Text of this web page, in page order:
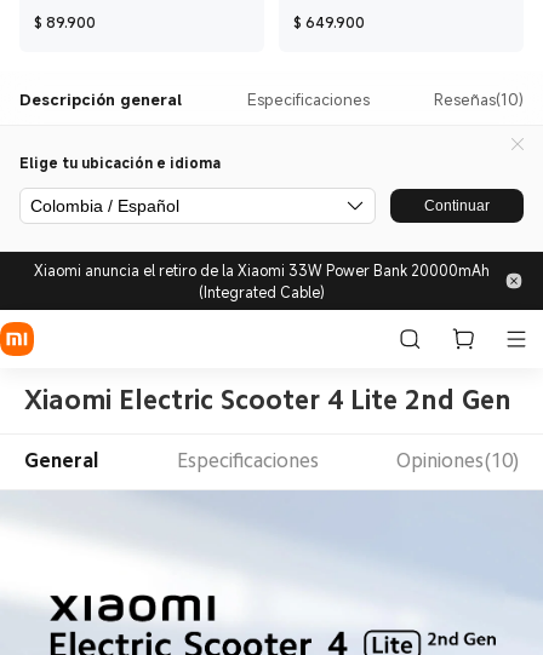
$ 89.900 Current Price $ 89.900
$ 649.900
Descripción general Especificaciones Reseñas(10)